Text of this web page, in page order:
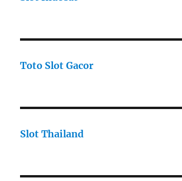
Toto Slot Gacor
Slot Thailand